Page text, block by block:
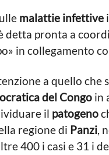
malattie infettive
detta pronta a
in collegamento
a quello che
del Congo in
il patogeno
regione di Panzi,
400 i casi e 31 i